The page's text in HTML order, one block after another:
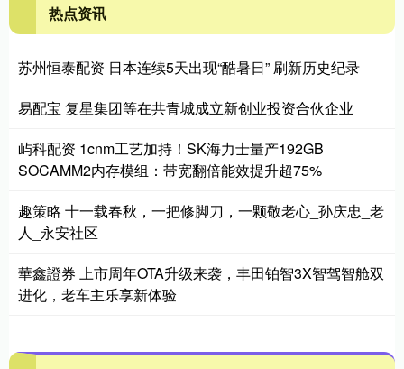
热点资讯
苏州恒泰配资 日本连续5天出现“酷暑日” 刷新历史纪录
易配宝 复星集团等在共青城成立新创业投资合伙企业
屿科配资 1cnm工艺加持！SK海力士量产192GB
SOCAMM2内存模组：带宽翻倍能效提升超75%
趣策略 十一载春秋，一把修脚刀，一颗敬老心_孙庆忠_老
人_永安社区
華鑫證券 上市周年OTA升级来袭，丰田铂智3X智驾智舱双
进化，老车主乐享新体验